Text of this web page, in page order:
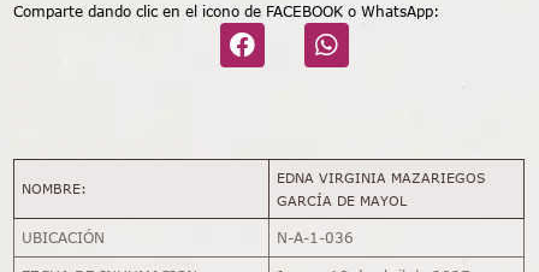
Comparte dando clic en el icono de FACEBOOK o WhatsApp:
NOMBRE:
EDNA VIRGINIA MAZARIEGOS
GARCÍA DE MAYOL
UBICACIÓN N-A-1-036